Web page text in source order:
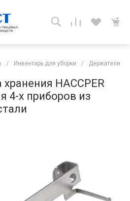
/ Инвентарь для уборки / Держатели
HACCPER
4-х приборов из